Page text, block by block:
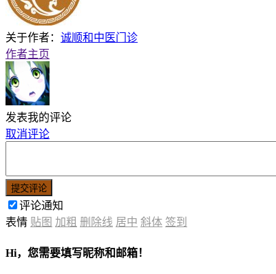
关于作者： 诚顺和中医门诊
作者主页
发表我的评论
取消评论
提交评论
评论通知
表情 贴图 加粗 删除线 居中 斜体 签到
Hi，您需要填写昵称和邮箱！